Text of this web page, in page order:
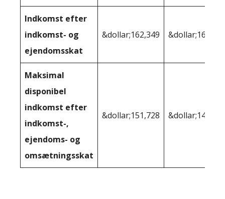
Indkomst efter
indkomst- og
ejendomsskat
&dollar;162,349
Maksimal
disponibel
indkomst efter
indkomst-,
ejendoms- og
omsætningsskat
&dollar;151,728